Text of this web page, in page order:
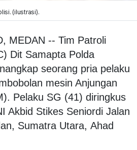
(ilustrasi).
MEDAN -- Tim Patroli
Dit Samapta Polda
seorang pria pelaku
mesin Anjungan
Pelaku SG (41) diringkus
Akbid Stikes Seniordi Jalan
Sumatra Utara, Ahad